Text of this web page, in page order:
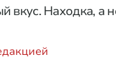
вкус. Находка, а